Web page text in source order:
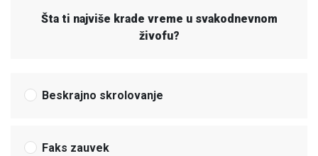
Šta ti najviše krade vreme u svakodnevnom
živofu?
Beskrajno skrolovanje
Faks zauvek